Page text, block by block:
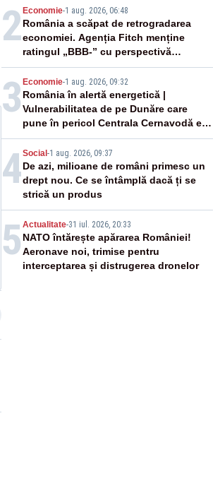
2 Economie-1 aug. 2026, 06:48
România a scăpat de retrogradarea
economiei. Agenția Fitch menține
ratingul „BBB-” cu perspectivă
negativă
3 Economie-1 aug. 2026, 09:32
România în alertă energetică |
Vulnerabilitatea de pe Dunăre care
pune în pericol Centrala Cernavodă era
cunoscută de pe vremea lui Ceaușescu
4Social -1 aug. 2026, 09:37
De azi, milioane de români primesc un
drept nou. Ce se întâmplă dacă ți se
strică un produs
5 Actualitate-31 iul. 2026, 20:33
NATO întărește apărarea României!
Aeronave noi, trimise pentru
interceptarea și distrugerea dronelor